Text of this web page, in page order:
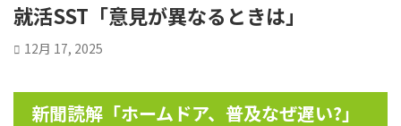
就活SST「意見が異なるときは」
12月 17, 2025
新聞読解「ホームドア、普及なぜ遅い?」